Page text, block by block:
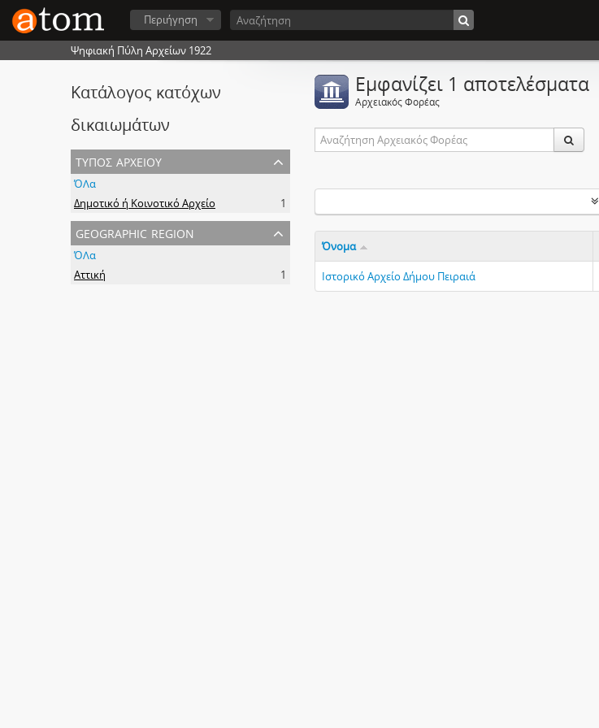
Περιήγηση
Ψηφιακή Πύλη Αρχείων 1922
Κατάλογος κατόχων
δικαιωμάτων
τύπος αρχείου
ΌΛα
Δημοτικό ή Κοινοτικό Αρχείο
1
geographic region
ΌΛα
Αττική
1
Εμφανίζει 1 αποτελέσματα
Αρχειακός Φορέας
Όνομα
Ιστορικό Αρχείο Δήμου Πειραιά